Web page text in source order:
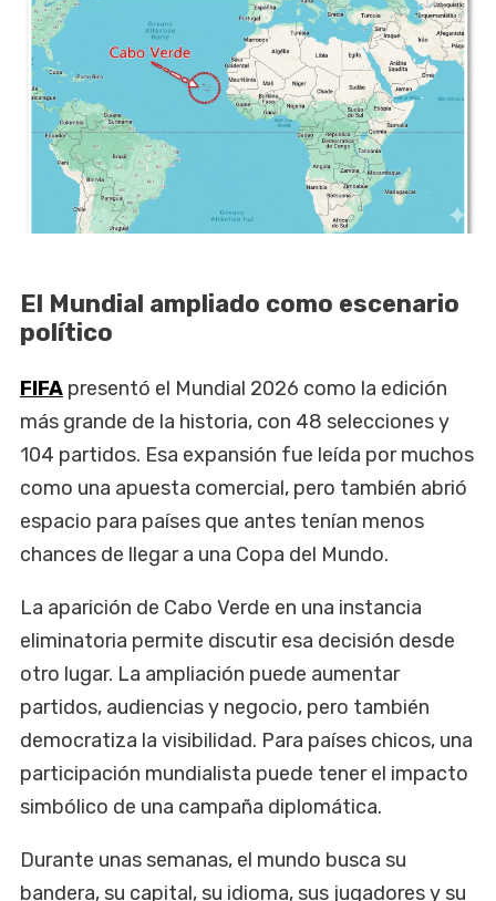
El Mundial ampliado como escenario
político
FIFA presentó el Mundial 2026 como la edición
más grande de la historia, con 48 selecciones y
104 partidos. Esa expansión fue leída por muchos
como una apuesta comercial, pero también abrió
espacio para países que antes tenían menos
chances de llegar a una Copa del Mundo.
La aparición de Cabo Verde en una instancia
eliminatoria permite discutir esa decisión desde
otro lugar. La ampliación puede aumentar
partidos, audiencias y negocio, pero también
democratiza la visibilidad. Para países chicos, una
participación mundialista puede tener el impacto
simbólico de una campaña diplomática.
Durante unas semanas, el mundo busca su
bandera, su capital, su idioma, sus jugadores y su